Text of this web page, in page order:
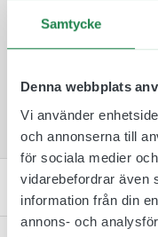
Samtycke
Denna webbplats
Vi använder
och annonserna till
för sociala medier
vidarebefordrar även
information från din
annons- och
A1 (594 x 841
Kontakta oss